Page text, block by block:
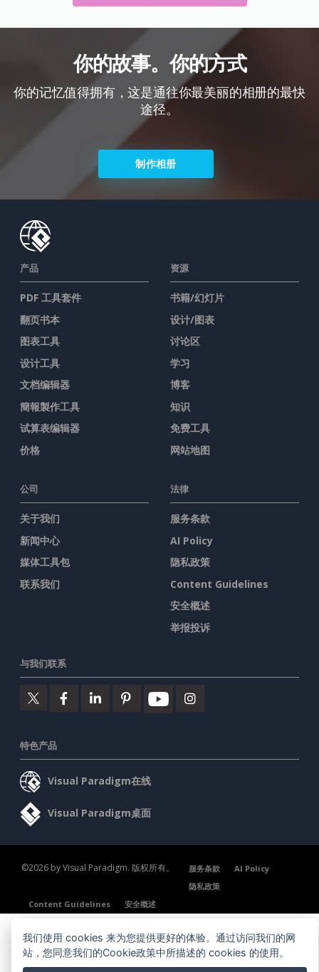
你的故事。你的方式
你的记忆值得拥有，这是通往你最美丽的相册的最快
途径。
制作相册
产品
PDF 工具套件
翻页书本
图表工具
设计工具
文档编辑器
簡報製作工具
试算表编辑器
价格
资源
书籍/幻灯片
设计/图表
讨论区
学习
博客
知识
免费工具
网站地图
公司
关于我们
新闻中心
媒体工具包
联系我们
法律
服务条款
AI Policy
隐私政策
Content Guidelines
安全概述
举报投诉
与我们联系
特色产品
Visual Paradigm在线
Visual Paradigm桌面
©2026 by Visual Paradigm. 版权所有。 服务条款
AI Policy
隐私政策
Content Guidelines
安全概述
我们使用 cookies 来为您提供更好的体验。通过访问我们的网
站，您同意我们的Cookie政策中所描述的 cookies 的使用。